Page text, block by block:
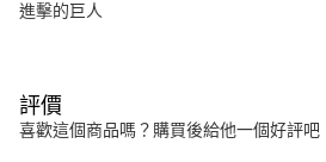
進擊的巨人
評價
喜歡這個商品嗎？購買後給他一個好評吧